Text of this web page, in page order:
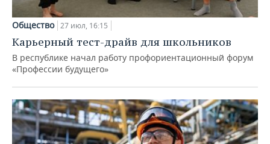
Общество 27 июл, 16:15
Карьерный тест-драйв для школьников
В республике начал работу профориентационный форум
«Профессии будущего»